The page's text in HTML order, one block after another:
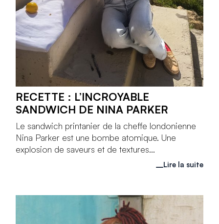
RECETTE : L’INCROYABLE
SANDWICH DE NINA PARKER
Le sandwich printanier de la cheffe londonienne
Nina Parker est une bombe atomique. Une
explosion de saveurs et de textures...
Lire la suite